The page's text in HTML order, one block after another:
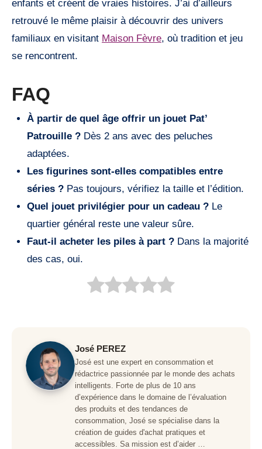
enfants et créent de vraies histoires. J’ai d’ailleurs
retrouvé le même plaisir à découvrir des univers
familiaux en visitant Maison Fèvre, où tradition et jeu
se rencontrent.
FAQ
À partir de quel âge offrir un jouet Pat’
Patrouille ?Dès 2 ans avec des peluches
adaptées.
Les figurines sont-elles compatibles entre
séries ?Pas toujours, vérifiez la taille et l’édition.
Quel jouet privilégier pour un cadeau ?Le
quartier général reste une valeur sûre.
Faut-il acheter les piles à part ?Dans la majorité
des cas, oui.
José PEREZ
José est une expert en consommation et
rédactrice passionnée par le monde des achats
intelligents. Forte de plus de 10 ans
d’expérience dans le domaine de l’évaluation
des produits et des tendances de
consommation, José se spécialise dans la
création de guides d'achat pratiques et
accessibles. Sa mission est d’aider …